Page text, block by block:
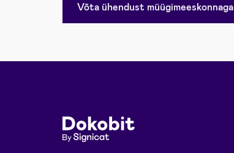
Võta ühendust müügimeeskonnaga